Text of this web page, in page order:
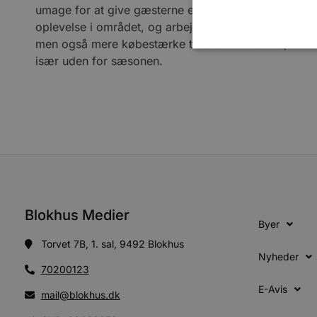
umage for at give gæsterne en samlet god
oplevelse i området, og arbejder for at få flere,
men også mere købestærke turister til Blokhus,
især uden for sæsonen.
Blokhus Medier
Torvet 7B, 1. sal, 9492 Blokhus
70200123
mail@blokhus.dk
Byer
Nyheder
E-Avis
Absolut nødvendige
kan ikke bruges korrekt